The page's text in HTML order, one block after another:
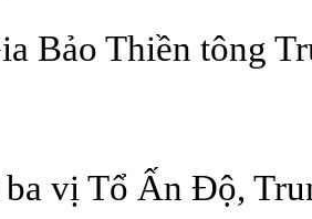
Bảo Thiền tông
vị Tổ Ấn Độ,